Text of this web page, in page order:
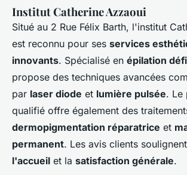
Institut Catherine Azzaoui
Situé au 2 Rue Félix Barth, l'institut
est reconnu pour ses services
innovants. Spécialisé en épilation
propose des techniques avancées
par laser diode et lumière pulsée. Le
qualifié offre également des
dermopigmentation réparatrice et
permanent. Les avis clients
l'accueil et la satisfaction générale.